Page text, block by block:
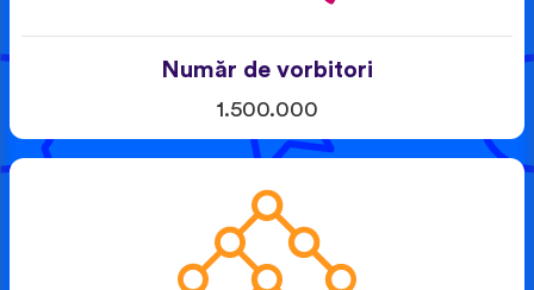
Număr de vorbitori
1.500.000